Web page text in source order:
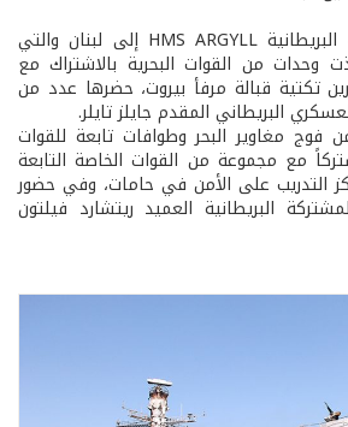
بمناسبة زيارة الفرقاطة البريطانية HMS ARGYLL إلى لبنان والتي
وحدات من القوات البحرية بالاشتراك مع
تكتية قبالة مرفأ بيروت، حضرها عدد من
البريطاني المقدم جايلز تايلر.
مغاوير البحر وطوافات تابعة للقوات
مع مجموعة من القوات الخاصة التابعة
التدريب على الأمن في حامات، وفي حضور
البريطانية العميد ريتشارد فيلتون